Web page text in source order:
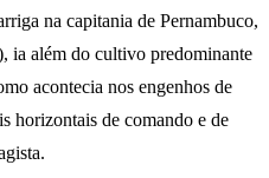
na capitania de Pernambuco,
ia além do cultivo predominante
acontecia nos engenhos de
horizontais de comando e de